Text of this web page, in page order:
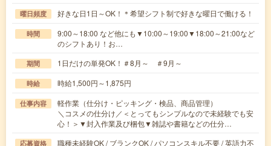
曜日頻度 好きな日1日～OK！＊希望シフト制で好きな曜日で働ける！
時間
9:00～18:00 など他にも▼10:00～19:00▼18:00～21:00など
のシフトあり！お…
期間 1日だけの単発OK！＃8月～ ＃9月～
時給 時給1,500円～1,875円
仕事内容
軽作業（仕分け・ピッキング・検品、商品管理）
＼コスメの仕分け／＜とってもシンプルなので未経験でも安
心！＞▼封入作業及び梱包▼雑誌や書籍などの仕分…
応募資格
職種未経験OK / ブランクOK / パソコンスキル不要 / 英語力不